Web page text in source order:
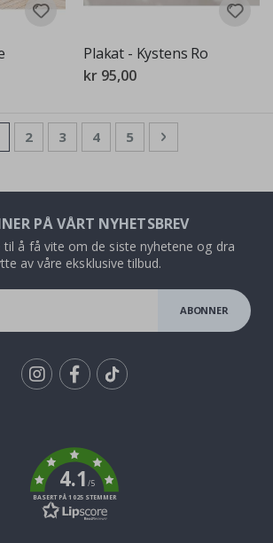
Plakat - Kystens Ro
kr 95,00
currently reading page
Side
2 Side
3 Side
4 Side
5 Side
Neste
PÅ VÅRT NYHETSBREV
å få vite om de siste nyhetene og dra
av våre eksklusive tilbud.
ABONNER
4.1/5
BASERT PÅ 1025 STEMMER